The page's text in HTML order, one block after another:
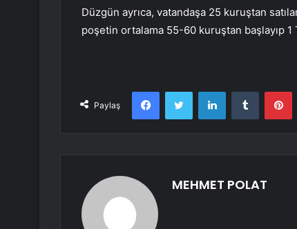
Düzgün ayrıca, vatandaşa 25 kuruştan
poşetin ortalama 55-60 kuruştan başlayıp 1
Paylaş
FacebookTwitter LinkedInTumblr
MEHMET POLAT